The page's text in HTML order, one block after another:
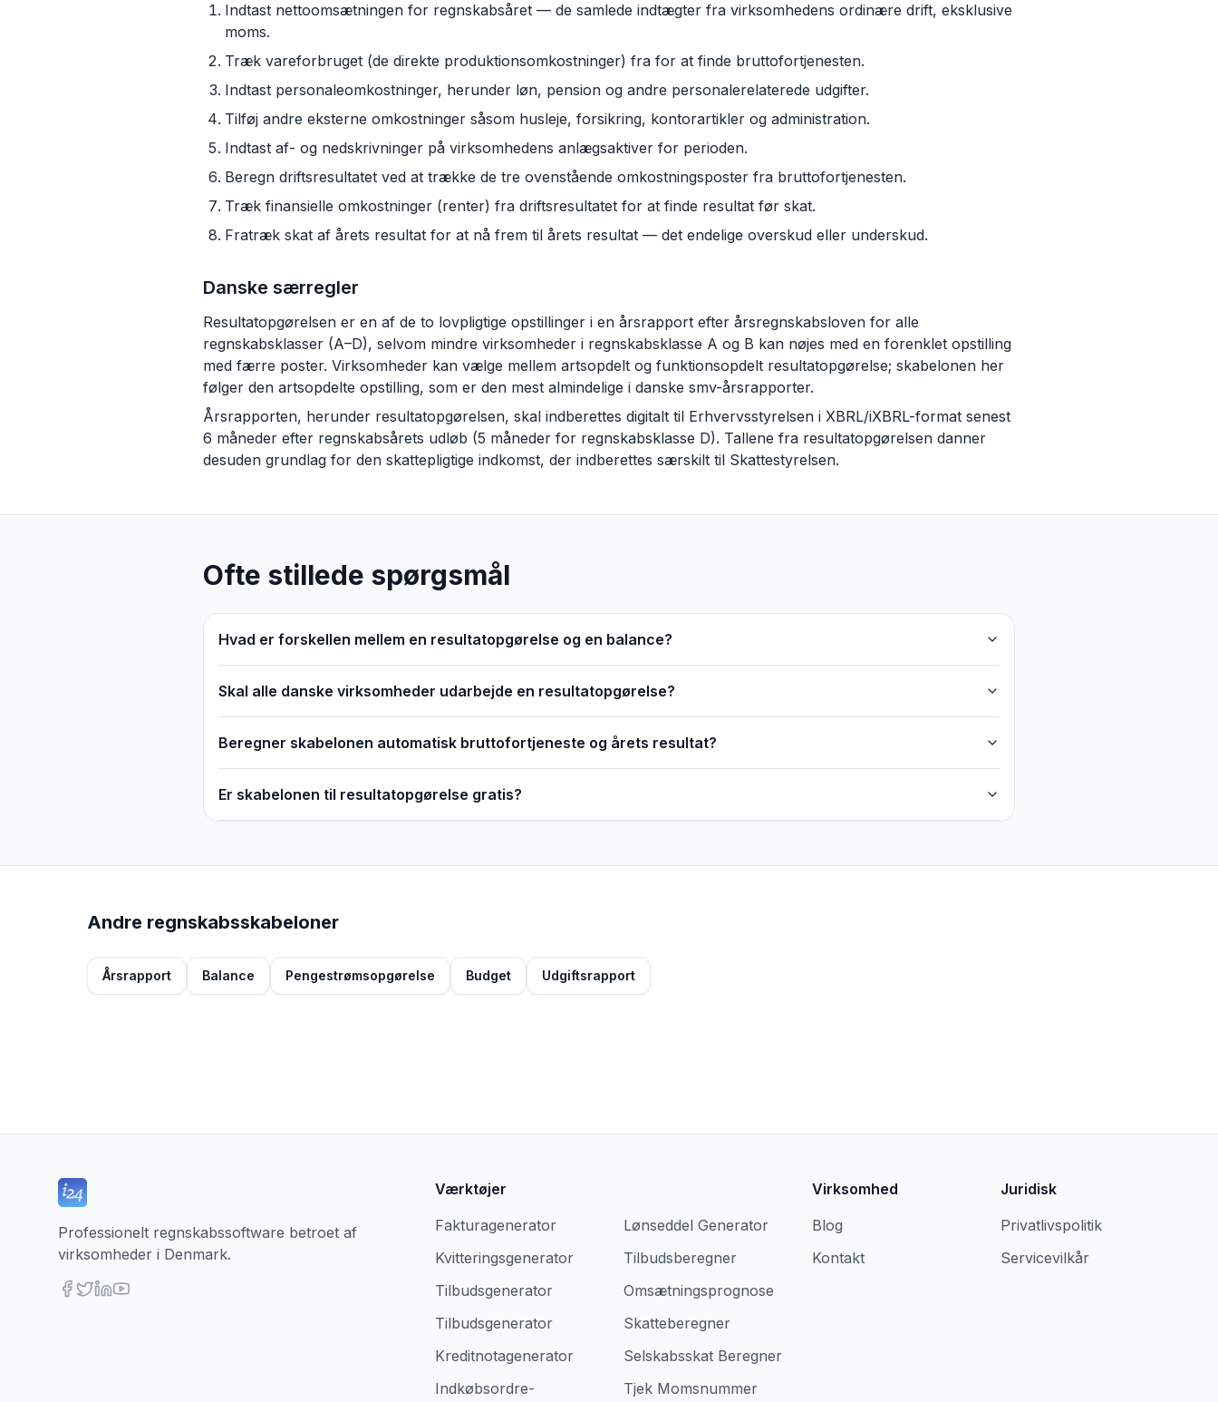
Indtast nettoomsætningen for regnskabsåret — de samlede indtægter fra virksomhedens ordinære drift, eksklusive
moms.
Træk vareforbruget (de direkte produktionsomkostninger) fra for at finde bruttofortjenesten.
Indtast personaleomkostninger, herunder løn, pension og andre personalerelaterede udgifter.
Tilføj andre eksterne omkostninger såsom husleje, forsikring, kontorartikler og administration.
Indtast af- og nedskrivninger på virksomhedens anlægsaktiver for perioden.
Beregn driftsresultatet ved at trække de tre ovenstående omkostningsposter fra bruttofortjenesten.
Træk finansielle omkostninger (renter) fra driftsresultatet for at finde resultat før skat.
Fratræk skat af årets resultat for at nå frem til årets resultat — det endelige overskud eller underskud.
Danske særregler
Resultatopgørelsen er en af de to lovpligtige opstillinger i en årsrapport efter årsregnskabsloven for alle
regnskabsklasser (A–D), selvom mindre virksomheder i regnskabsklasse A og B kan nøjes med en forenklet opstilling
med færre poster. Virksomheder kan vælge mellem artsopdelt og funktionsopdelt resultatopgørelse; skabelonen her
følger den artsopdelte opstilling, som er den mest almindelige i danske smv-årsrapporter.
Årsrapporten, herunder resultatopgørelsen, skal indberettes digitalt til Erhvervsstyrelsen i XBRL/iXBRL-format senest
6 måneder efter regnskabsårets udløb (5 måneder for regnskabsklasse D). Tallene fra resultatopgørelsen danner
desuden grundlag for den skattepligtige indkomst, der indberettes særskilt til Skattestyrelsen.
Ofte stillede spørgsmål
Hvad er forskellen mellem en resultatopgørelse og en balance?
Skal alle danske virksomheder udarbejde en resultatopgørelse?
Beregner skabelonen automatisk bruttofortjeneste og årets resultat?
Er skabelonen til resultatopgørelse gratis?
Andre regnskabsskabeloner
Årsrapport Balance Pengestrømsopgørelse Budget Udgiftsrapport
Professionelt regnskabssoftware betroet af
virksomheder i Denmark.
Værktøjer
Fakturagenerator
Kvitteringsgenerator
Tilbudsgenerator
Tilbudsgenerator
Kreditnotagenerator
Indkøbsordre-
Lønseddel Generator
Tilbudsberegner
Omsætningsprognose
Skatteberegner
Selskabsskat Beregner
Tjek Momsnummer
Virksomhed
Blog
Kontakt
Juridisk
Privatlivspolitik
Servicevilkår